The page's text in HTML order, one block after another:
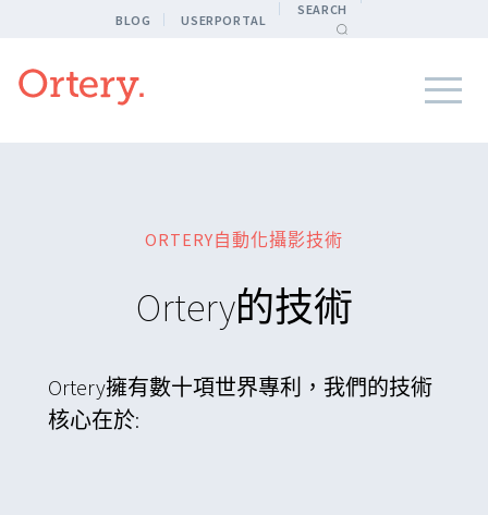
BLOG USERPORTAL
SEARCH
ORTERY自動化攝影技術
Ortery的技術
Ortery擁有數十項世界專利，我們的技術
核心在於: